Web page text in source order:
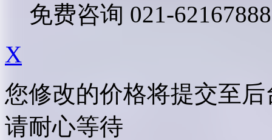
免费咨询 021-62167888
X
您修改的价格将提交至
请耐心等待